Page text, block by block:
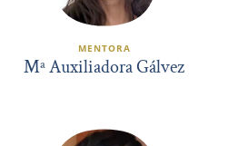
MENTORA
Mª Auxiliadora Gálvez